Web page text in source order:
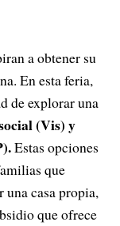
a obtener su
En esta feria,
de explorar una
(Vis) y
Estas opciones
que
una casa propia,
que ofrece